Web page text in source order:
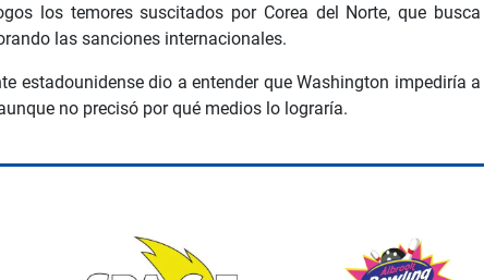
los temores suscitados por Corea del Norte, que busca
las sanciones internacionales.
estadounidense dio a entender que Washington impediría a
no precisó por qué medios lo lograría.